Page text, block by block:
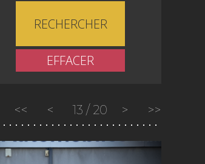
RECHERCHER
EFFACER
<< < 13 / 20 > >>